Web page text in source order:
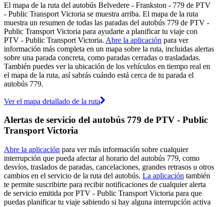
El mapa de la ruta del autobús Belvedere - Frankston - 779 de PTV
- Public Transport Victoria se muestra arriba. El mapa de la ruta
muestra un resumen de todas las paradas del autobús 779 de PTV -
Public Transport Victoria para ayudarte a planificar tu viaje con
PTV - Public Transport Victoria. Abre la aplicación para ver
información más completa en un mapa sobre la ruta, incluidas alertas
sobre una parada concreta, como paradas cerradas o trasladadas.
También puedes ver la ubicación de los vehículos en tiempo real en
el mapa de la ruta, así sabrás cuándo está cerca de tu parada el
autobús 779.
Ver el mapa detallado de la ruta
Alertas de servicio del autobús 779 de PTV - Public
Transport Victoria
Abre la aplicación para ver más información sobre cualquier
interrupción que pueda afectar al horario del autobús 779, como
desvíos, traslados de paradas, cancelaciones, grandes retrasos u otros
cambios en el servicio de la ruta del autobús. La aplicación también
te permite suscribirte para recibir notificaciones de cualquier alerta
de servicio emitida por PTV - Public Transport Victoria para que
puedas planificar tu viaje sabiendo si hay alguna interrupción activa